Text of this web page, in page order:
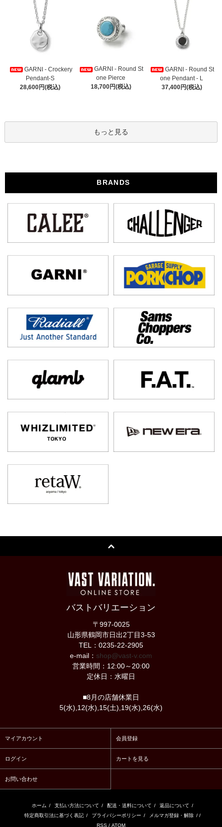
GARNI - Crockery
Pendant-S
28,600円(税込)
GARNI - Round St
one Pierce
18,700円(税込)
GARNI - Round St
one Pendant - L
37,400円(税込)
もっと見る
BRANDS
バストバリエーション
〒997-0025
山形県鶴岡市日出2丁目3-53
TEL：0235-22-2905
e-mail： shop@vast-v.com
営業時間：12:00～20:00
定休日：水曜日
■8月の店舗休業日
5(水),12(水),15(土),19(水),26(水)
マイアカウント 会員登録
ログイン カートを見る
お問い合わせ
ホーム / 支払い方法について / 配送・送料について / 返品について /
特定商取引法に基づく表記 / プライバシーポリシー / メルマガ登録・解除 / /
RSS / ATOM